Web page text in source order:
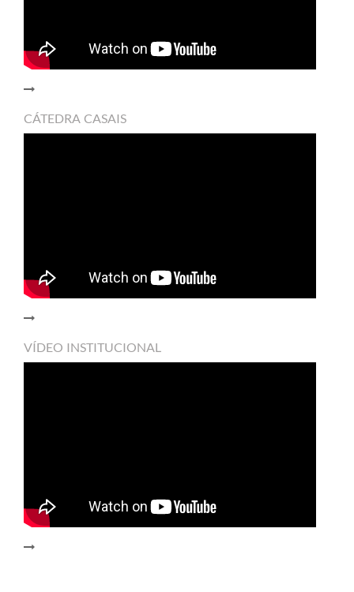
CÁTEDRA CASAIS
VÍDEO INSTITUCIONAL